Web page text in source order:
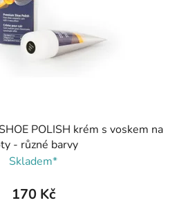
POLISH krém s voskem na
- různé barvy
Skladem*
170 Kč